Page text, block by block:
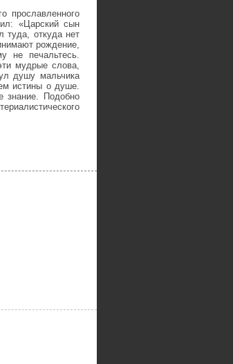
прославленного
«Царский сын
откуда нет
рождение,
не печальтесь.
мудрые слова,
душу мальчика
истины о душе.
знание. Подобно